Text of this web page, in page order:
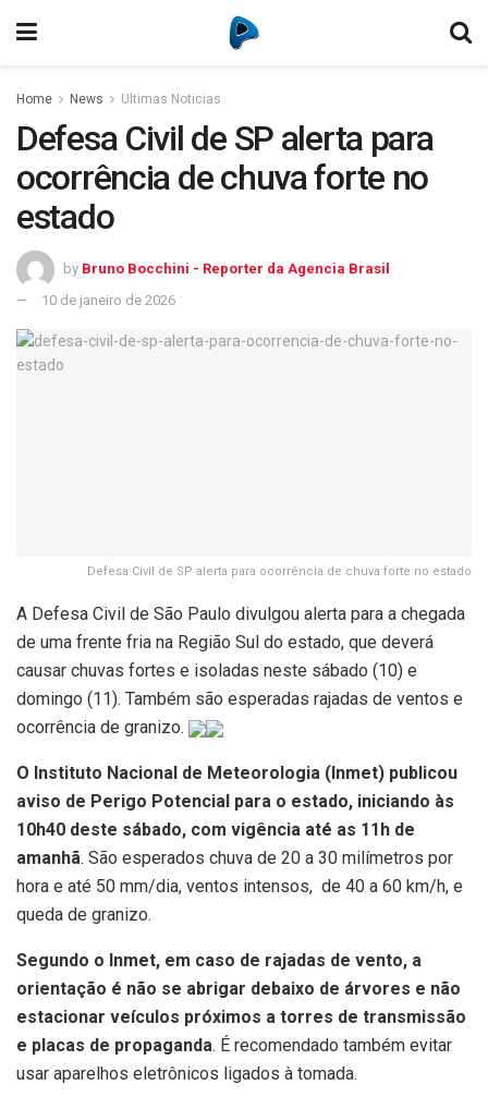
Home News Ultimas Noticias
Defesa Civil de SP alerta para
ocorrência de chuva forte no
estado
by Bruno Bocchini - Reporter da Agencia Brasil
10 de janeiro de 2026
Defesa Civil de SP alerta para ocorrência de chuva forte no estado
A Defesa Civil de São Paulo divulgou alerta para a chegada
de uma frente fria na Região Sul do estado, que deverá
causar chuvas fortes e isoladas neste sábado (10) e
domingo (11). Também são esperadas rajadas de ventos e
ocorrência de granizo.
O Instituto Nacional de Meteorologia (Inmet) publicou
aviso de Perigo Potencial para o estado, iniciando às
10h40 deste sábado, com vigência até as 11h de
amanhã. São esperados chuva de 20 a 30 milímetros por
hora e até 50 mm/dia, ventos intensos, de 40 a 60 km/h, e
queda de granizo.
Segundo o Inmet, em caso de rajadas de vento, a
orientação é não se abrigar debaixo de árvores e não
estacionar veículos próximos a torres de transmissão
e placas de propaganda. É recomendado também evitar
usar aparelhos eletrônicos ligados à tomada.